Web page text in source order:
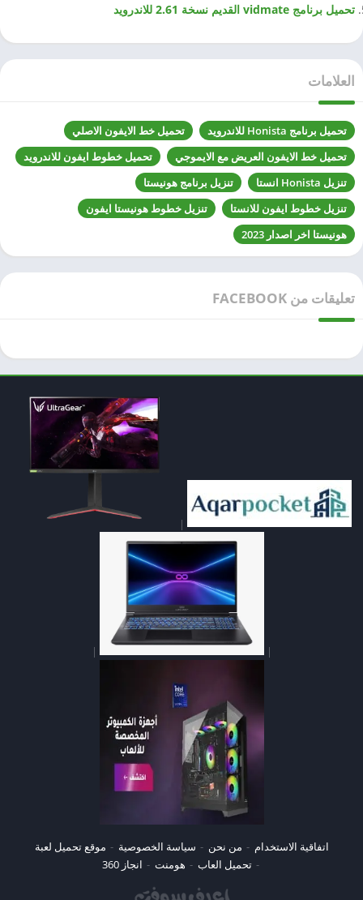
تحميل برنامج vidmate القديم نسخة 2.61 للاندرويد
العلامات
تحميل برنامج Honista للاندرويد
تحميل خط الايفون الاصلي
تحميل خط الايفون العريض مع الايموجي
تحميل خطوط ايفون للاندرويد
تنزيل Honista انستا
تنزيل برنامج هونيستا
تنزيل خطوط ايفون للانستا
تنزيل خطوط هونيستا ايفون
هونيستا اخر اصدار 2023
تعليقات من FACEBOOK
|
|
|
اتفاقية الاستخدام من نحن سياسة الخصوصية
موقع تحميل لعبة
تحميل العاب
هومنت انجاز 360